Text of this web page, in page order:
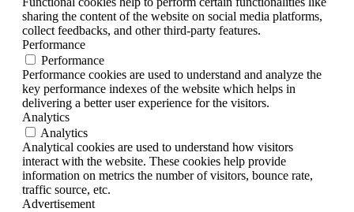
sharing the content of the website on social media platforms,
collect feedbacks, and other third-party features.
Performance
Performance
Performance cookies are used to understand and analyze the
key performance indexes of the website which helps in
delivering a better user experience for the visitors.
Analytics
Analytics
Analytical cookies are used to understand how visitors
interact with the website. These cookies help provide
information on metrics the number of visitors, bounce rate,
traffic source, etc.
Advertisement